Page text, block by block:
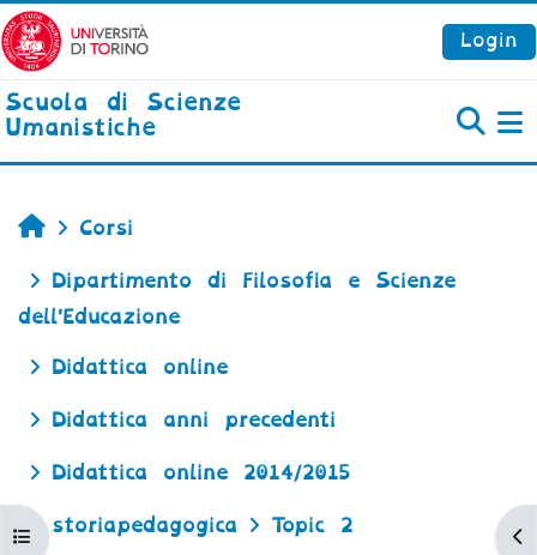
Vai al contenuto principale
Login
Scuola di Scienze
Umanistiche
Apri indice del corso
Home
Corsi
Dipartimento di Filosofia e Scienze
dell'Educazione
Didattica online
Didattica anni precedenti
Didattica online 2014/2015
storiapedagogica Topic 2